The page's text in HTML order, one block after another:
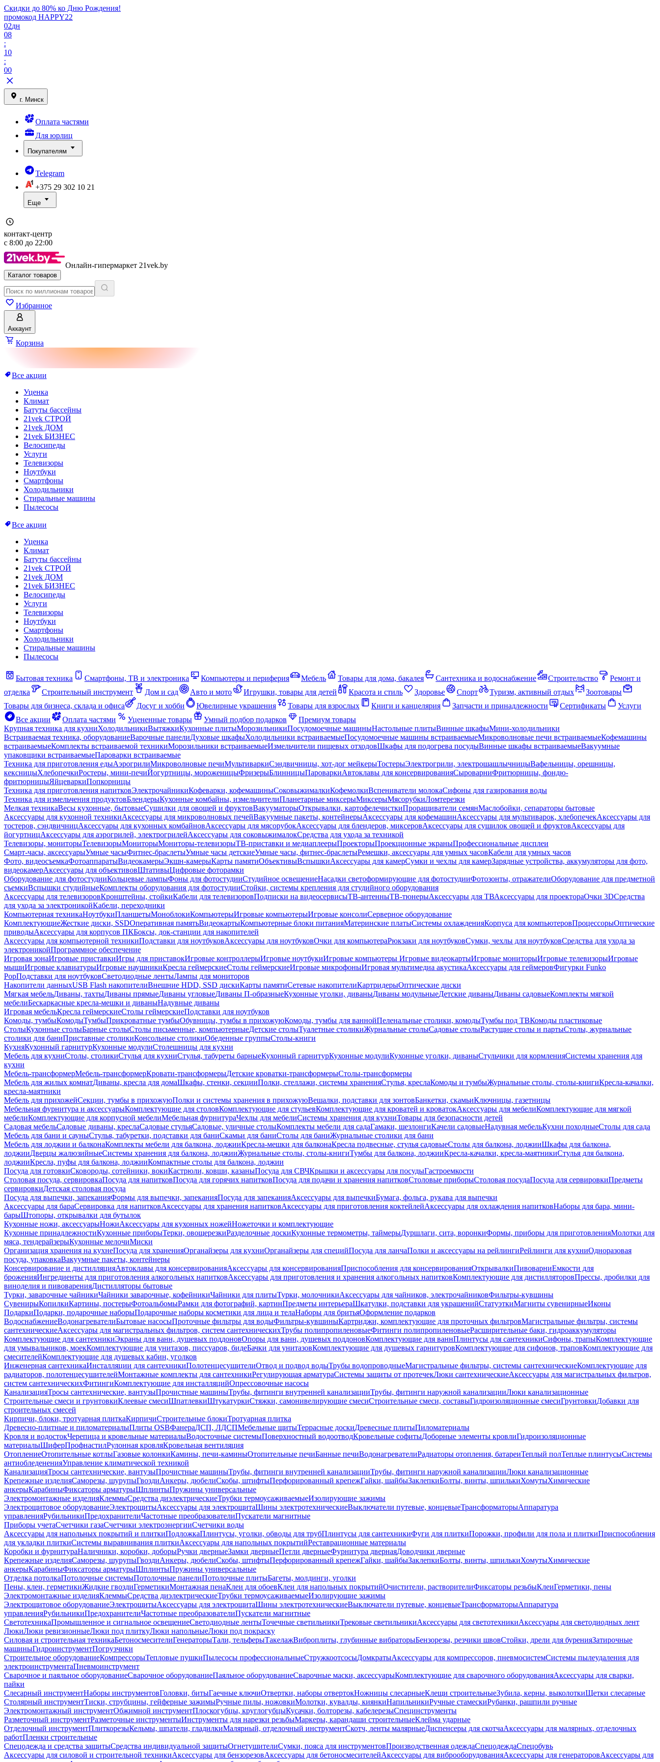
Скидки до 80% ко Дню Рождения!
промокод HAPPY22
02дн
08
:
10
:
00
г. Минск
Оплата частями
Для юрлиц
Покупателям
Telegram
+375 29 302 10 21
Еще
контакт-центр
с 8:00 до 22:00
Онлайн-гипермаркет 21vek.by
Каталог товаров
Избранное
Аккаунт
Корзина
Все акции
Уценка
Климат
Батуты бассейны
21vek СТРОЙ
21vek ДОМ
21vek БИЗНЕС
Велосипеды
Услуги
Телевизоры
Ноутбуки
Смартфоны
Холодильники
Стиральные машины
Пылесосы
Все акции
Уценка
Климат
Батуты бассейны
21vek СТРОЙ
21vek ДОМ
21vek БИЗНЕС
Велосипеды
Услуги
Телевизоры
Ноутбуки
Смартфоны
Холодильники
Стиральные машины
Пылесосы
Бытовая техника Смартфоны, ТВ и электроника Компьютеры и периферия Мебель Товары для дома, бакалея Сантехника и водоснабжение Строительство
Ремонт и
отделка
Строительный инструмент Дом и сад Авто и мото Игрушки, товары для детей Красота и стиль Здоровье Спорт Туризм, активный отдых
Зоотовары
Товары для бизнеса, склада и офиса
Досуг и хобби Ювелирные украшения Товары для взрослых Книги и канцелярия Запчасти и принадлежности Сертификаты
Услуги
Все акции
Оплата частями Уцененные товары Умный подбор подарков
Премиум товары
Крупная техника для кухниХолодильникиВытяжкиКухонные плитыМорозильникиПосудомоечные машиныНастольные плитыВинные шкафыМини-холодильники
Встраиваемая техника, оборудованиеВарочные панелиДуховые шкафыХолодильники встраиваемыеПосудомоечные машины встраиваемыеМикроволновые печи встраиваемыеКофемашины
встраиваемыеКомплекты встраиваемой техникиМорозильники встраиваемыеИзмельчители пищевых отходовШкафы для подогрева посудыВинные шкафы встраиваемыеВакуумные
упаковщики встраиваемыеПароварки встраиваемые
Техника для приготовления едыАэрогрилиМикроволновые печиМультиваркиСэндвичницы, хот-дог мейкерыТостерыЭлектрогрили, электрошашлычницыВафельницы, орешницы,
кексницыХлебопечкиРостеры, мини-печиЙогуртницы, мороженицыФризерыБлинницыПароваркиАвтоклавы для консервированияСыроварниФритюрницы, фондю-
фритюрницыЯйцеваркиПопкорницы
Техника для приготовления напитковЭлектрочайникиКофеварки, кофемашиныСоковыжималкиКофемолкиВспениватели молокаСифоны для газирования воды
Техника для измельчения продуктовБлендерыКухонные комбайны, измельчителиПланетарные миксерыМиксерыМясорубкиЛомтерезки
Мелкая техникаВесы кухонные, бытовыеСушилки для овощей и фруктовВакууматорыОткрывалки, картофелечисткиПроращиватели семянМаслобойки, сепараторы бытовые
Аксессуары для кухонной техникиАксессуары для микроволновых печейВакуумные пакеты, контейнерыАксессуары для кофемашинАксессуары для мультиварок, хлебопечекАксессуары для
тостеров, сэндвичницАксессуары для кухонных комбайновАксессуары для мясорубокАксессуары для блендеров, миксеровАксессуары для сушилок овощей и фруктовАксессуары для
йогуртницАксессуары для аэрогрилей, электрогрилейАксессуары для соковыжималокСредства для ухода за техникой
Телевизоры, мониторыТелевизорыМониторыМониторы-телевизорыТВ-приставки и медиаплеерыПроекторыПроекционные экраныПрофессиональные дисплеи
Смарт-часы, аксессуарыУмные часыФитнес-браслетыУмные часы детскиеУмные часы, фитнес-браслетыРемешки, аксессуары для умных часовКабели для умных часов
Фото, видеосъемкаФотоаппаратыВидеокамерыЭкшн-камерыКарты памятиОбъективыВспышкиАксессуары для камерСумки и чехлы для камерЗарядные устройства, аккумуляторы для фото,
видеокамерАксессуары для объективовШтативыЦифровые фоторамки
Оборудование для фотостудииКольцевые лампыФоны для фотостудииСтудийное освещениеНасадки светоформирующие для фотостудииФотозонты, отражателиОборудование для предметной
съемкиВспышки студийныеКомплекты оборудования для фотостудииСтойки, системы крепления для студийного оборудования
Аксессуары для телевизоровКронштейны, стойкиКабели для телевизоровПодписки на видеосервисыТВ-антенныТВ-тюнерыАксессуары для ТВАксессуары для проектораОчки 3DСредства
для ухода за электроникойКабели, переходники
Компьютерная техникаНоутбукиПланшетыМоноблокиКомпьютерыИгровые компьютерыИгровые консолиСерверное оборудование
КомплектующиеЖесткие диски, SSDОперативная памятьВидеокартыКомпьютерные блоки питанияМатеринские платыСистемы охлажденияКорпуса для компьютеровПроцессорыОптические
приводыАксессуары для корпусов ПКБоксы, док-станции для накопителей
Аксессуары для компьютерной техникиПодставки для ноутбуковАксессуары для ноутбуковОчки для компьютераРюкзаки для ноутбуковСумки, чехлы для ноутбуковСредства для ухода за
электроникойПрограммное обеспечение
Игровая зонаИгровые приставкиИгры для приставокИгровые контроллерыИгровые ноутбукиИгровые компьютеры Игровые видеокартыИгровые мониторыИгровые телевизорыИгровые
мышиИгровые клавиатурыИгровые наушникиКресла геймерскиеСтолы геймерскиеИгровые микрофоныИгровая мультимедиа акустикаАксессуары для геймеровФигурки Funko
PopПодставки для ноутбуковСветодиодные лентыЛампы для мониторов
Накопители данныхUSB Flash накопителиВнешние HDD, SSD дискиКарты памятиСетевые накопителиКартридерыОптические диски
Мягкая мебельДиваны, тахтыДиваны прямыеДиваны угловыеДиваны П-образныеКухонные уголки, диваныДиваны модульныеДетские диваныДиваны садовыеКомплекты мягкой
мебелиБескаркасные кресла-мешки и диваныНадувные диваны
Игровая мебельКресла геймерскиеСтолы геймерскиеПодставки для ноутбуков
Комоды, тумбыКомодыТумбыПрикроватные тумбыОбувницы, тумбы в прихожуюКомоды, тумбы для ваннойПеленальные столики, комодыТумбы под ТВКомоды пластиковые
СтолыКухонные столыБарные столыСтолы письменные, компьютерныеДетские столыТуалетные столикиЖурнальные столыСадовые столыРастущие столы и партыСтолы, журнальные
столики для баниПриставные столикиКонсольные столикиОбеденные группыСтолы-книги
КухняКухонный гарнитурКухонные модулиСтолешницы для кухни
Мебель для кухниСтолы, столикиСтулья для кухниСтулья, табуреты барныеКухонный гарнитурКухонные модулиКухонные уголки, диваныСтульчики для кормленияСистемы хранения для
кухни
Мебель-трансформерМебель-трансформерКровати-трансформерыДетские кроватки-трансформерыСтолы-трансформеры
Мебель для жилых комнатДиваны, кресла для домаШкафы, стенки, секцииПолки, стеллажи, системы храненияСтулья, креслаКомоды и тумбыЖурнальные столы, столы-книгиКресла-качалки,
кресла-маятники
Мебель для прихожейСекции, тумбы в прихожуюПолки и системы хранения в прихожуюВешалки, подставки для зонтовБанкетки, скамьиКлючницы, газетницы
Мебельная фурнитура и аксессуарыКомплектующие для столовКомплектующие для стульевКомплектующие для кроватей и кроватокАксессуары для мебелиКомплектующие для мягкой
мебелиКомплектующие для корпусной мебелиМебельная фурнитураЧехлы для мебелиСистемы хранения для кухниТовары для безопасности детей
Садовая мебельСадовые диваны, креслаСадовые стульяСадовые, уличные столыКомплекты мебели для садаГамаки, шезлонгиКачели садовыеНадувная мебельКухни походныеСтолы для сада
Мебель для бани и сауныСтулья, табуретки, подставки для баниСкамьи для баниСтолы для баниЖурнальные столики для бани
Мебель для лоджии и балконаКомплекты мебели для балкона, лоджииКресла-мешки для балконаКресла подвесные, стулья садовыеСтолы для балкона, лоджииШкафы для балкона,
лоджииДверцы жалюзийныеСистемы хранения для балкона, лоджииЖурнальные столы, столы-книгиТумбы для балкона, лоджииКресла-качалки, кресла-маятникиСтулья для балкона,
лоджииКресла, пуфы для балкона, лоджииКомпактные столы для балкона, лоджии
Посуда для готовкиСковороды, сотейники, вокиКастрюли, ковши, казаныПосуда для СВЧКрышки и аксессуары для посудыГастроемкости
Столовая посуда, сервировкаПосуда для напитковПосуда для горячих напитковПосуда для подачи и хранения напитковСтоловые приборыСтоловая посудаПосуда для сервировкиПредметы
сервировкиДетская столовая посуда
Посуда для выпечки, запеканияФормы для выпечки, запеканияПосуда для запеканияАксессуары для выпечкиБумага, фольга, рукава для выпечки
Аксессуары для бараСервировка для напитковАксессуары для хранения напитковАксессуары для приготовления коктейлейАксессуары для охлаждения напитковНаборы для бара, мини-
барыШтопоры, открывалки для бутылок
Кухонные ножи, аксессуарыНожиАксессуары для кухонных ножейНожеточки и комплектующие
Кухонные принадлежностиКухонные приборыТерки, овощерезкиРазделочные доскиКухонные термометры, таймерыДуршлаги, сита, воронкиФормы, приборы для приготовленияМолотки для
мяса, тендерайзерыКухонные мелочиМиски
Организация хранения на кухнеПосуда для храненияОрганайзеры для кухниОрганайзеры для специйПосуда для ланчаПолки и аксессуары на рейлингиРейлинги для кухниОдноразовая
посуда, упаковкаВакуумные пакеты, контейнеры
Консервирование и дистилляцияАвтоклавы для консервированияАксессуары для консервированияПриспособления для консервированияОткрывалкиПивоварниЕмкости для
броженияИнгредиенты для приготовления алкогольных напитковАксессуары для приготовления и хранения алкогольных напитковКомплектующие для дистилляторовПрессы, дробилки для
виноделия и пивоваренияДистилляторы бытовые
Турки, заварочные чайникиЧайники заварочные, кофейникиЧайники для плитыТурки, молочникиАксессуары для чайников, электрочайниковФильтры-кувшины
СувенирыКопилкиКартины, постерыФотоальбомыРамки для фотографий, картинПредметы интерьераШкатулки, подставки для украшенийСтатуэткиМагниты сувенирныеИконы
ПодаркиПодарки, подарочные наборыПодарочные наборы косметики для лица и телаНаборы для бритьяОформление подарков
ВодоснабжениеВодонагревателиБытовые насосыПроточные фильтры для водыФильтры-кувшиныКартриджи, комплектующие для проточных фильтровМагистральные фильтры, системы
сантехническиеАксессуары для магистральных фильтров, систем сантехническихТрубы полипропиленовыеФитинги полипропиленовыеРасширительные баки, гидроаккумуляторы
Комплектующие для сантехникиЭкраны для ванн, душевых поддоновОпоры для ванн, душевых поддоновКомплектующие для ваннПлинтусы для сантехникиСифоны, трапыКомплектующие
для умывальников, моекКомплектующие для унитазов, писсуаров, бидеБачки для унитазовКомплектующие для душевых гарнитуровКомплектующие для сифонов, траповКомплектующие для
смесителейКомплектующие для душевых кабин, уголков
Инженерная сантехникаИнсталляции для сантехникиПолотенцесушителиОтвод и подвод водыТрубы водопроводныеМагистральные фильтры, системы сантехническиеКомплектующие для
радиаторов, полотенцесушителейМонтажные комплекты для сантехникиРегулирующая арматураСистемы защиты от протечекЛюки сантехническиеАксессуары для магистральных фильтров,
систем сантехническихФитингиКомплектующие для инсталляцийОпрессовочные насосы
КанализацияТросы сантехнические, вантузыПрочистные машиныТрубы, фитинги внутренней канализацииТрубы, фитинги наружной канализацииЛюки канализационные
Строительные смеси и грунтовкиКлеевые смесиШпатлевкиШтукатуркиСтяжки, самонивелирующие смесиСтроительные смеси, составыГидроизоляционные смесиГрунтовкиДобавки для
строительных смесей
Кирпичи, блоки, тротуарная плиткаКирпичиСтроительные блокиТротуарная плитка
Древесно-плитные и пиломатериалыПлиты OSBФанераДСП, ЛДСПМебельные щитыТеррасные доскиДревесные плитыПиломатериалы
Кровля и водостокЧерепица и кровельные материалыВодосточные системыПоверхностный водоотводКровельные софитыДоборные элементы кровлиГидроизоляционные
материалыШиферПрофнастилРулонная кровляКровельная вентиляция
ОтоплениеОтопительные котлыГазовые колонкиКамины, печи-каминыОтопительные печиБанные печиВодонагревателиРадиаторы отопления, батареиТеплый полТеплые плинтусыСистемы
антиобледененияУправление климатической техникой
КанализацияТросы сантехнические, вантузыПрочистные машиныТрубы, фитинги внутренней канализацииТрубы, фитинги наружной канализацииЛюки канализационные
Крепежные изделияСаморезы, шурупыГвоздиАнкеры, дюбелиСкобы, штифтыПерфорированный крепежГайки, шайбыЗаклепкиБолты, винты, шпилькиХомутыХимические
анкерыКарабиныФиксаторы арматурыШплинтыПружины универсальные
Электромонтажные изделияКлеммыСредства диэлектрическиеТрубки термоусаживаемыеИзолирующие зажимы
Электрощитовое оборудованиеЭлектрощитыАксессуары для электрощитаШины электротехническиеВыключатели путевые, концевыеТрансформаторыАппаратура
управленияРубильникиПредохранителиЧастотные преобразователиПускатели магнитные
Приборы учетаСчетчики газаСчетчики электроэнергииСчетчики воды
Аксессуары для напольных покрытий и плиткиПодложкаПлинтусы, уголки, обводы для трубПлинтусы для сантехникиФуги для плиткиПорожки, профили для пола и плиткиПриспособления
для укладки плиткиСистемы выравнивания плиткиАксессуары для напольных покрытийРеставрационные материалы
Коробки и фурнитураНаличники, коробки, доборыРучки дверныеЗамки дверныеПетли дверныеФурнитура двернаяДоводчики дверные
Крепежные изделияСаморезы, шурупыГвоздиАнкеры, дюбелиСкобы, штифтыПерфорированный крепежГайки, шайбыЗаклепкиБолты, винты, шпилькиХомутыХимические
анкерыКарабиныФиксаторы арматурыШплинтыПружины универсальные
Отделка потолкаПотолочные системыПотолочные панелиПотолочные плитыБагеты, молдинги, уголки
Пены, клеи, герметикиЖидкие гвоздиГерметикиМонтажная пенаКлеи для обоевКлеи для напольных покрытийОчистители, растворителиФиксаторы резьбыКлеиГерметики, пены
Электромонтажные изделияКлеммыСредства диэлектрическиеТрубки термоусаживаемыеИзолирующие зажимы
Электрощитовое оборудованиеЭлектрощитыАксессуары для электрощитаШины электротехническиеВыключатели путевые, концевыеТрансформаторыАппаратура
управленияРубильникиПредохранителиЧастотные преобразователиПускатели магнитные
СветотехникаПромышленное и сигнальное освещениеСветодиодные лентыТочечные светильникиТрековые светильникиАксессуары для светотехникиАксессуары для светодиодных лент
ЛюкиЛюки ревизионныеЛюки под плиткуЛюки напольныеЛюки под покраску
Силовая и строительная техникаБетоносмесителиГенераторыТали, тельферыТакелажВиброплиты, глубинные вибраторыБензорезы, резчики швовСтойки, дрели для буренияЗатирочные
машиныГидроинструментПогрузчики
Строительное оборудованиеКомпрессорыТепловые пушкиПылесосы профессиональныеСтружкоотсосыДомкратыАксессуары для компрессоров, пневмосистемСистемы пылеудаления для
электроинструментаПневмоинструмент
Сварочное и паяльное оборудованиеСварочное оборудованиеПаяльное оборудованиеСварочные маски, аксессуарыКомплектующие для сварочного оборудованияАксессуары для сварки,
пайки
Слесарный инструментНаборы инструментовГоловки, битыГаечные ключиОтвертки, наборы отвертокНожницы слесарныеКлещи строительныеЗубила, керны, выколоткиЩетки слесарные
Столярный инструментТиски, струбцины, гейферные зажимыРучные пилы, ножовкиМолотки, кувалды, киянкиНапильникиРучные стамескиРубанки, рашпили ручные
Электромонтажный инструментОбжимной инструментПлоскогубцы, круглогубцыКусачки, болторезы, кабелерезыСпецинструменты
Разметочный инструментРазметочные инструментыИнструменты для нарезки резьбыМаркеры, карандаши строительныеКлейма ударные
Отделочный инструментПлиткорезыКельмы, шпатели, гладилкиМалярный, отделочный инструментСкотч, ленты малярныеДиспенсеры для скотчаАксессуары для малярных, отделочных
работПленки строительные
Спецодежда и средства защитыСредства индивидуальной защитыОгнетушителиСумки, пояса для инструментовПроизводственная одеждаСпецодеждаСпецобувь
Аксессуары для силовой и строительной техникиАксессуары для бензорезовАксессуары для бетоносмесителейАксессуары для виброоборудованияАксессуары для генераторовАксессуары для